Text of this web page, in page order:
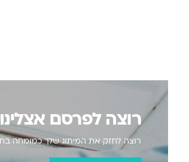
רוצה לפרסם
רוצה לחזק את המיתוג שלך כמומחה